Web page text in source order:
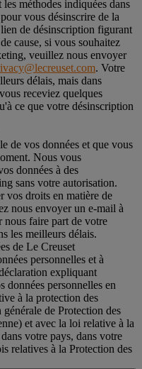
méthodes indiquées dans
vous désinscrire de la
de désinscription figurant
cause, si vous souhaitez
veuillez nous envoyer
. Votre
délais, mais dans
receviez quelques
ce que votre désinscription
de vos données et que vous
Nous vous
données à des
sans votre autorisation.
vos droits en matière de
nous envoyer un e-mail à
nous faire part de votre
les meilleurs délais.
de Le Creuset
personnelles et à
expliquant
données personnelles en
à la protection des
de Protection des
et avec la loi relative à la
votre pays, dans votre
relatives à la Protection des